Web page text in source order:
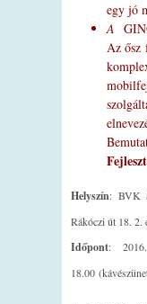
egy jó
A
Az ősz
Helyszín: BVK
Rákóczi út 18. 2.
Időpont:
18.00